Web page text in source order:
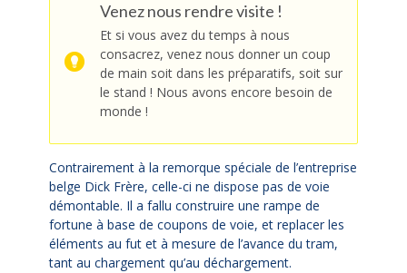
Venez nous rendre visite !
Et si vous avez du temps à nous
consacrez, venez nous donner un coup
de main soit dans les préparatifs, soit sur
le stand ! Nous avons encore besoin de
monde !
Contrairement à la remorque spéciale de l’entreprise
belge Dick Frère, celle-ci ne dispose pas de voie
démontable. Il a fallu construire une rampe de
fortune à base de coupons de voie, et replacer les
éléments au fut et à mesure de l’avance du tram,
tant au chargement qu’au déchargement.